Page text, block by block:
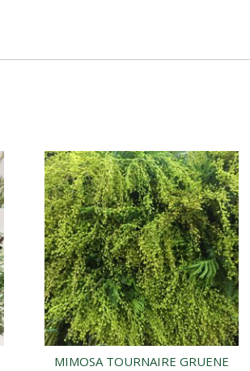
MIMOSA TOURNAIRE GRUENE